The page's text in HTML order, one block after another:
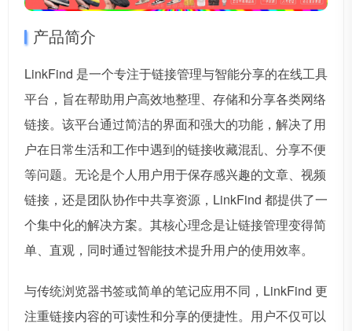
产品简介
LinkFind 是一个专注于链接管理与智能分享的在线工具
平台，旨在帮助用户高效地整理、存储和分享各类网络
链接。该平台通过简洁的界面和强大的功能，解决了用
户在日常生活和工作中遇到的链接收藏混乱、分享不便
等问题。无论是个人用户用于保存感兴趣的文章、视频
链接，还是团队协作中共享资源，LinkFind 都提供了一
个集中化的解决方案。其核心理念是让链接管理变得简
单、直观，同时通过智能技术提升用户的使用效率。
与传统浏览器书签或简单的笔记应用不同，LinkFind 更
注重链接内容的可读性和分享的便捷性。用户不仅可以